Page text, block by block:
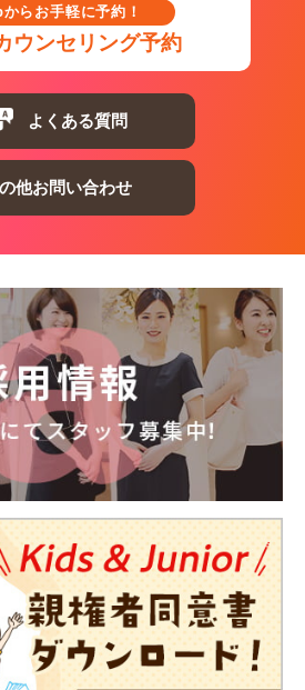
らお手軽に予約！
ウンセリング予約
よくある質問
他お問い合わせ